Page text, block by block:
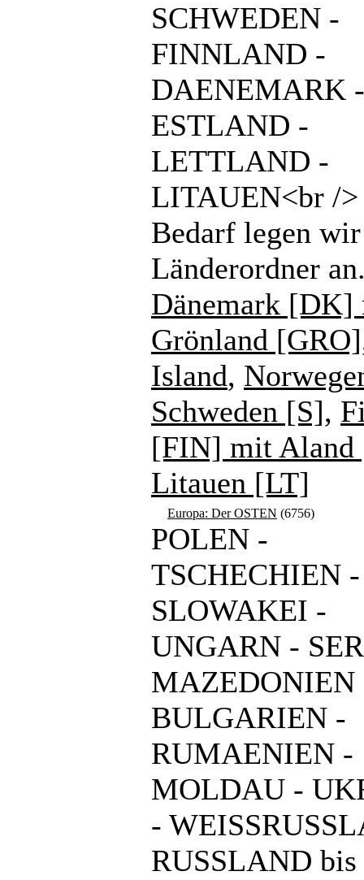
SCHWEDEN -
FINNLAND -
DAENEMARK -
ESTLAND -
LETTLAND -
LITAUEN<br /
Bedarf legen wir
Länderordner
Dänemark [DK]
Grönland [GRO]
Island,
Schweden [S],
[FIN] mit
Litauen [LT]
Europa: Der OSTEN (6756)
POLEN -
TSCHECHIEN -
SLOWAKEI -
UNGARN -
MAZEDONIEN
BULGARIEN -
RUMAENIEN -
MOLDAU -
-
RUSSLAND bis